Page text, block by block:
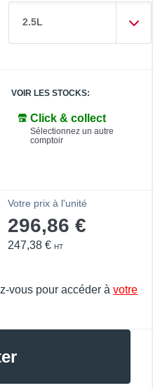
2.5L
VOIR LES STOCKS:
Click & collect
Sélectionnez un autre
comptoir
Votre prix à l'unité
296,86 €
247,38 € HT
vous pour accéder àvotre